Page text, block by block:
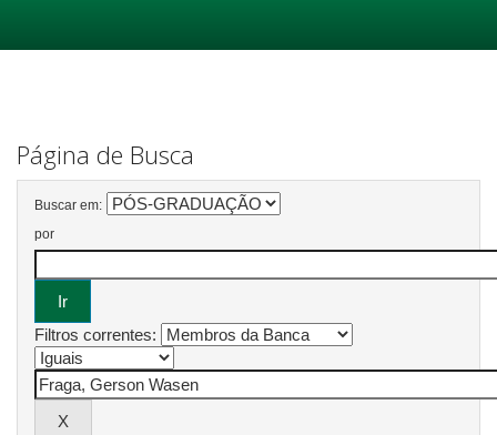
Página de Busca
Buscar em:
por
Filtros correntes: